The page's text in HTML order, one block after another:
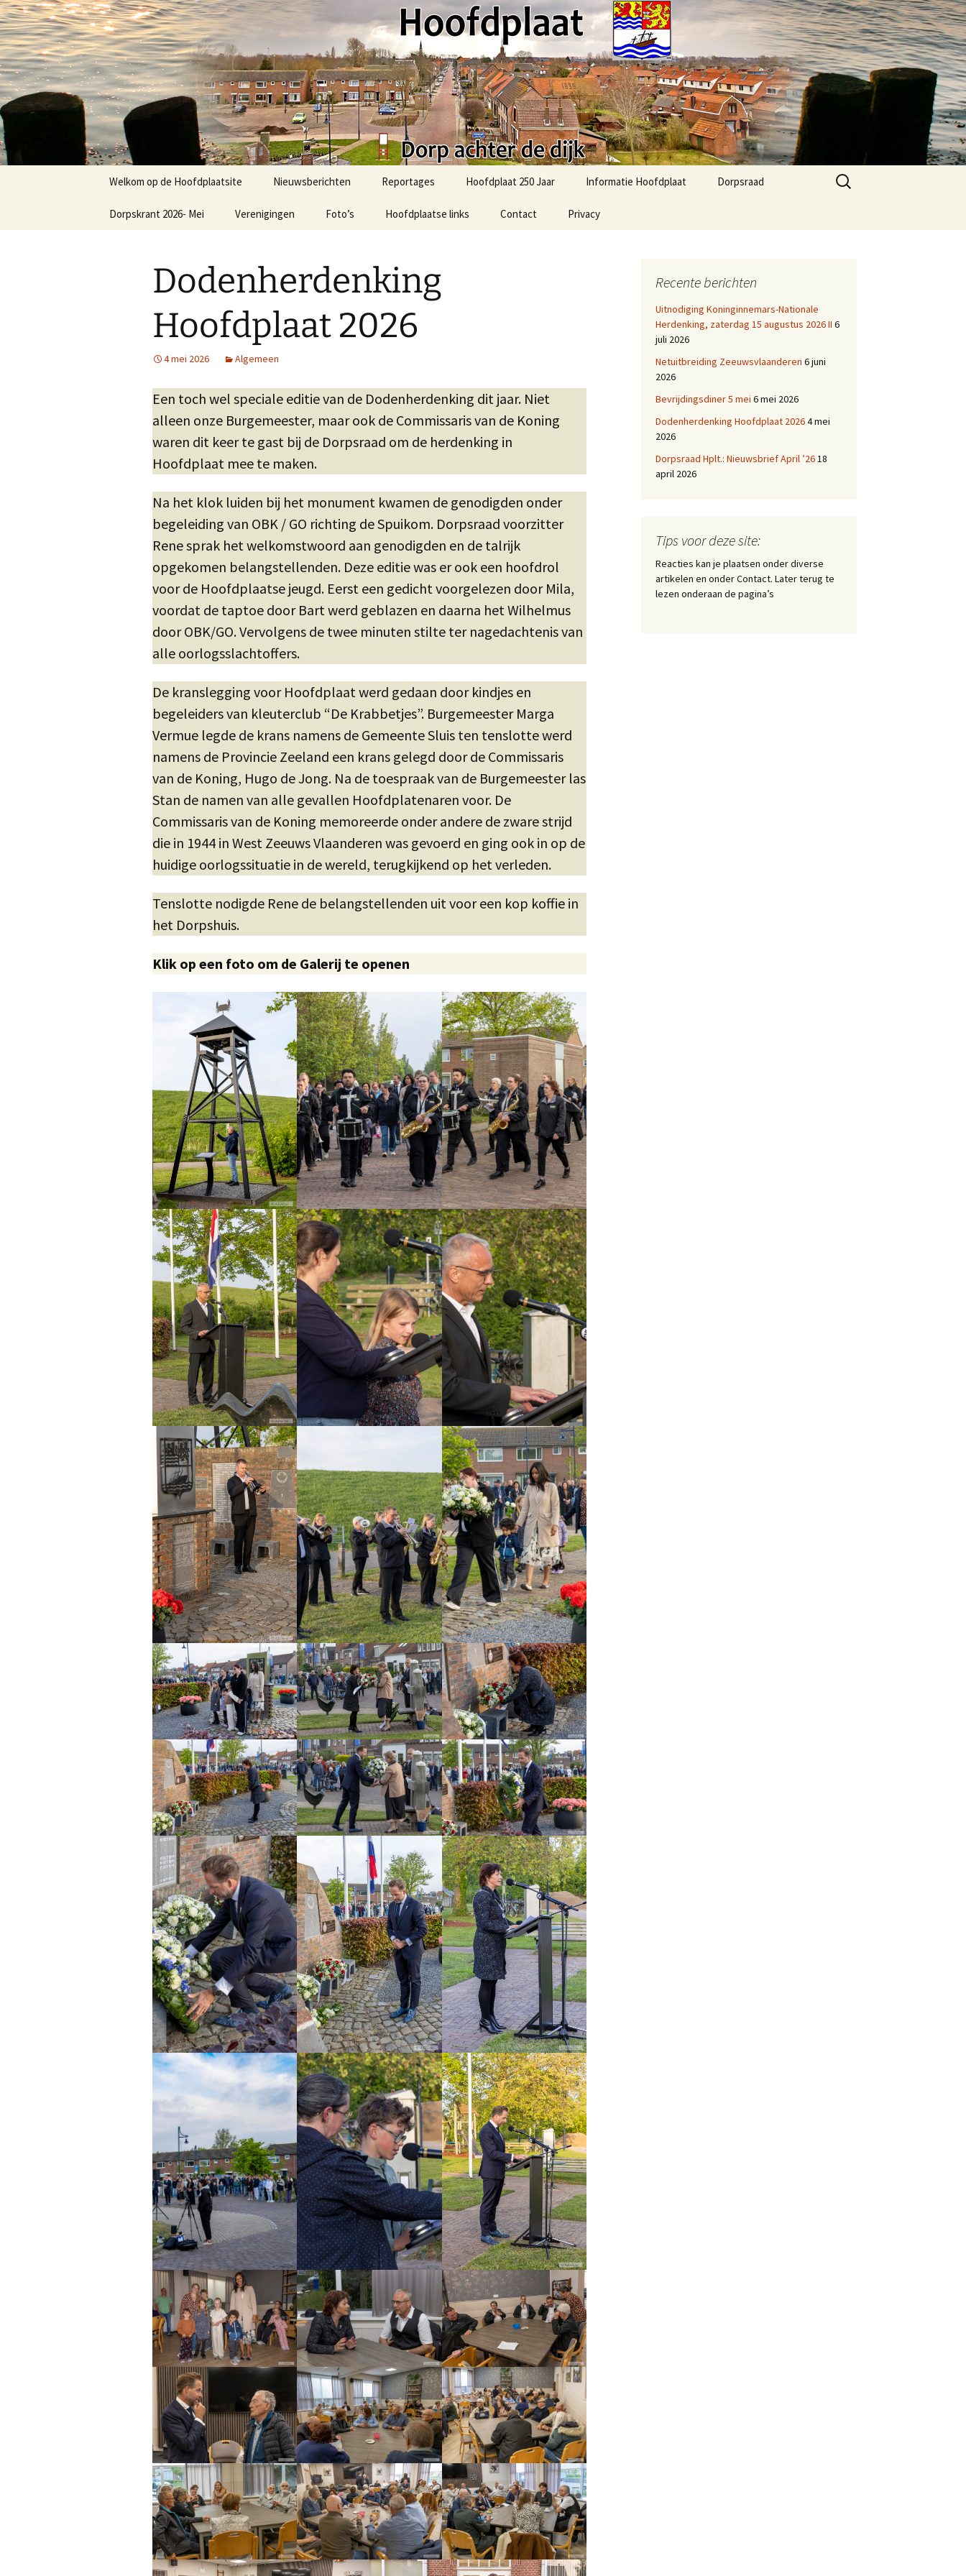
Ga
naar
de
inhoud
Hoofdplaat.com
Dorp achter de dijk
Welkom op de Hoofdplaatsite Nieuwsberichten
Nieuws
Reportages
51e Bevrijdingsmars-2025
Hoofdplaat 250 Jaar Informatie Hoofdplaat
Activiteiten Agenda
Hoofdplaat
Dorpsraad
Dorpsraad berichten
Agenda Dorphuis
Dorpskrant 2026- Mei Verenigingen Foto’s Hoofdplaatse links Contact Privacy
Zoeken
naar:
Dodenherdenking
Hoofdplaat 2026
4 mei 2026 Algemeen
Een toch wel speciale editie van de Dodenherdenking dit jaar. Niet
alleen onze Burgemeester, maar ook de Commissaris van de Koning
waren dit keer te gast bij de Dorpsraad om de herdenking in
Hoofdplaat mee te maken.
Na het klok luiden bij het monument kwamen de genodigden onder
begeleiding van OBK / GO richting de Spuikom. Dorpsraad voorzitter
Rene sprak het welkomstwoord aan genodigden en de talrijk
opgekomen belangstellenden. Deze editie was er ook een hoofdrol
voor de Hoofdplaatse jeugd. Eerst een gedicht voorgelezen door Mila,
voordat de taptoe door Bart werd geblazen en daarna het Wilhelmus
door OBK/GO. Vervolgens de twee minuten stilte ter nagedachtenis van
alle oorlogsslachtoffers.
De kranslegging voor Hoofdplaat werd gedaan door kindjes en
begeleiders van kleuterclub “De Krabbetjes”. Burgemeester Marga
Vermue legde de krans namens de Gemeente Sluis ten tenslotte werd
namens de Provincie Zeeland een krans gelegd door de Commissaris
van de Koning, Hugo de Jong. Na de toespraak van de Burgemeester las
Stan de namen van alle gevallen Hoofdplatenaren voor. De
Commissaris van de Koning memoreerde onder andere de zware strijd
die in 1944 in West Zeeuws Vlaanderen was gevoerd en ging ook in op de
huidige oorlogssituatie in de wereld, terugkijkend op het verleden.
Tenslotte nodigde Rene de belangstellenden uit voor een kop koffie in
het Dorpshuis.
Klik op een foto om de Galerij te openen
Recente berichten
Uitnodiging Koninginnemars-Nationale
Herdenking, zaterdag 15 augustus 2026 II 6
juli 2026
Netuitbreiding Zeeuwsvlaanderen 6 juni
2026
Bevrijdingsdiner 5 mei 6 mei 2026
Dodenherdenking Hoofdplaat 20264 mei
2026
Dorpsraad Hplt.: Nieuwsbrief April ’2618
april 2026
Tips voor deze site:
Reacties kan je plaatsen onder diverse
artikelen en onder Contact. Later terug te
lezen onderaan de pagina’s